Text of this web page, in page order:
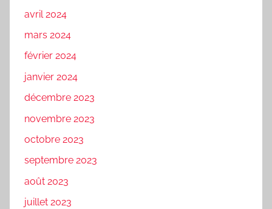
avril 2024
mars 2024
février 2024
janvier 2024
décembre 2023
novembre 2023
octobre 2023
septembre 2023
août 2023
juillet 2023